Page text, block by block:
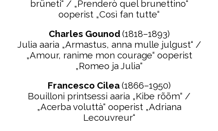
brüneti“ / „Prenderò quel brunettino“
ooperist „Così fan tutte“
Charles Gounod(1818–1893)
Julia aaria „Armastus, anna mulle julgust“ /
„Amour, ranime mon courage“ ooperist
„Romeo ja Julia“
Francesco Cilea(1866–1950)
Bouilloni printsessi aaria „Kibe rõõm“ /
„Acerba voluttà“ ooperist „Adriana
Lecouvreur“